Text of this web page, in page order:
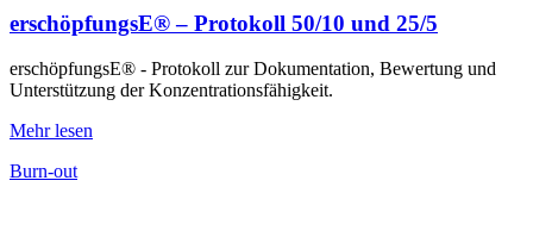
erschöpfungsE® – Protokoll 50/10 und 25/5
erschöpfungsE® - Protokoll zur Dokumentation, Bewertung und
Unterstützung der Konzentrationsfähigkeit.
Mehr lesen
Burn-out